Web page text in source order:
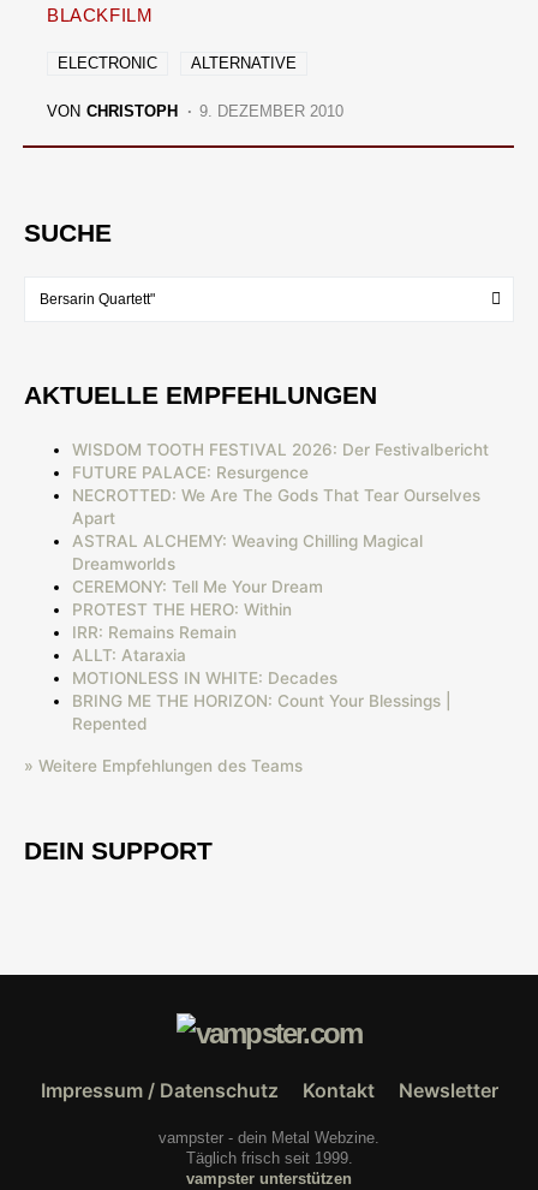
BLACKFILM
ELECTRONIC ALTERNATIVE
VON CHRISTOPH 9. DEZEMBER 2010
SUCHE
AKTUELLE EMPFEHLUNGEN
WISDOM TOOTH FESTIVAL 2026: Der Festivalbericht
FUTURE PALACE: Resurgence
NECROTTED: We Are The Gods That Tear Ourselves
Apart
ASTRAL ALCHEMY: Weaving Chilling Magical
Dreamworlds
CEREMONY: Tell Me Your Dream
PROTEST THE HERO: Within
IRR: Remains Remain
ALLT: Ataraxia
MOTIONLESS IN WHITE: Decades
BRING ME THE HORIZON: Count Your Blessings |
Repented
» Weitere Empfehlungen des Teams
DEIN SUPPORT
Impressum / Datenschutz Kontakt Newsletter
vampster - dein Metal Webzine.
Täglich frisch seit 1999.
vampster unterstützen